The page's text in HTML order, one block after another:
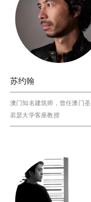
苏约翰
澳门知名建筑师，曾任澳门圣
若瑟大学客座教授